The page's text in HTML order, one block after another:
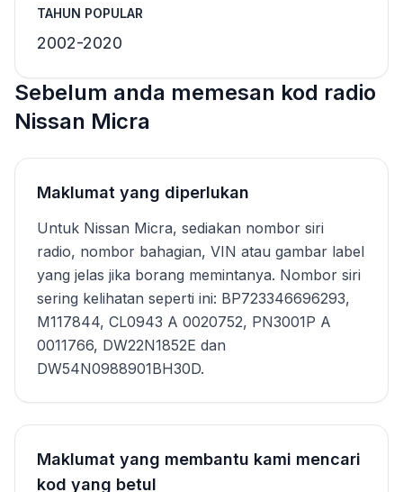
TAHUN POPULAR
2002-2020
Sebelum anda memesan kod radio
Nissan Micra
Maklumat yang diperlukan
Untuk Nissan Micra, sediakan nombor siri
radio, nombor bahagian, VIN atau gambar label
yang jelas jika borang memintanya. Nombor siri
sering kelihatan seperti ini: BP723346696293,
M117844, CL0943 A 0020752, PN3001P A
0011766, DW22N1852E dan
DW54N0988901BH30D.
Maklumat yang membantu kami mencari
kod yang betul